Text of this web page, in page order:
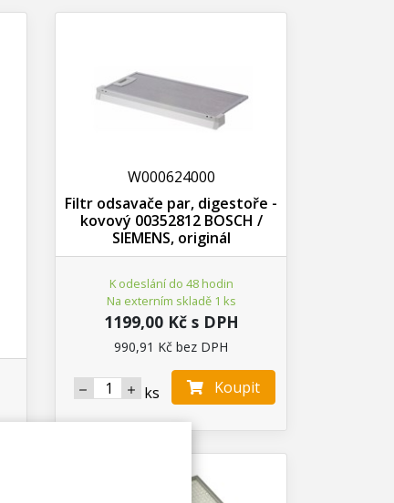
W000624000
Filtr odsavače par, digestoře -
kovový 00352812 BOSCH /
SIEMENS, originál
K odeslání do 48 hodin
Na externím skladě 1 ks
1199,00 Kč s DPH
990,91 Kč bez DPH
ks Koupit